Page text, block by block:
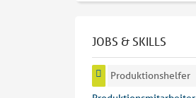
JOBS & SKILLS
Produktionshelfer